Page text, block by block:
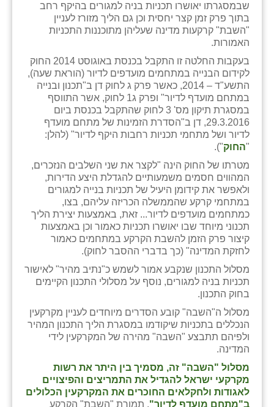
שבמסגרתו יאושרו תכניות בניה למגורים בהיקף רחב
בתוך פרק זמן קצר יחסית וכן גם הליך מזורז לעניין
"השבת" קרקעות מדינה שעליהן מתוכננות התכניות
האמורות.
בעקבות החלטה זו התקבל בכנסת באוגוסט 2014 החוק
לקידום הבנייה במתחמים מועדפים לדיור (הוראת שעה),
התשע"ד – 2014, כאשר פרק ג לחוק דן ב"תכנון ובנייה
במתחם מועדף לדיור" ופרק ג1 לחוק, אשר התווסף
במסגרת תיקון מס' 3 לחוק שהתקבל בכנסת ביום
29.3.2016, דן ב"הסדרת הזמינות של מתחם מועדף
לדיור ושל מתחמי תכניות רחבות היקף לדיור" (להלן:
"החוק").
מטרתו של החוק הינה "לקצר את שני השלבים הנזכרים,
המהווים חסמים משמעותיים להגדלת היצע הדירות,
ולאפשר את קידומן היעיל של תכניות בנייה למגורים
במתחמי קרקע שהממשלה הכריזה עליהם, בצו,
כמתחמים מועדפים לדיור... זאת, באמצעות יצירת הליך
תכנוני מיוחד שבו יאושרו תכניות כאמור וכן באמצעות
קיצור פרק הזמן להשבת הקרקע במתחמים כאמור
לחזקת המדינה" (כך בדברי ההסבר לחוק).
מסלול התכנון שנקבע אמור לשמש כ"נתיב מהיר" לאישור
תכניות בניה למגורים, נוסף על מסלולי התכנון הקיימים
בחוק התכנון.
מסלול ה"השבה" קובע הסדרים מיוחדים לעניין מקרקעין
הנכללים בתכניות שיקודמו במסגרת הליך התכנון המהיר
ולפיהם תתבצע "השבה" מהירה של המקרקעין לידי
המדינה.
מסלול "השבה" זה, מסמיך בין היתר את רשות
מקרקעי ישראל להגדיל את התמריצים והפיצויים
לאגודות ולחקלאים החוכרים את המקרקעין הכלולים
ב"מתחם מועדף לדיור", תמורת "השבת" הקרקע
חמרה
חרב לאת
יבול (מורג)
יקנעם
כליל
יד השמונה
כפר אביב
כפר ביאליק
כפר הרי״ף
כפר מישר
כפר מע״ש
כפר מרדכי
כפר סבא (אגרא)
כפר שמריהו
מגשימים
מישר
מכורה